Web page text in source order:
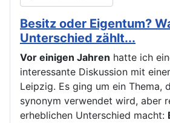
Besitz oder Eigentum?
Unterschied zählt...
Vor einigen Jahren hatte ich
interessante Diskussion mit
Leipzig. Es ging um ein Thema,
synonym verwendet wird, aber
erheblichen Unterschied macht: